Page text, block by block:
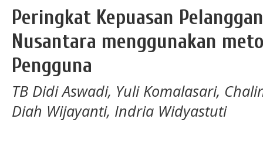
Peringkat Kepuasan
Nusantara menggunakan
Pengguna
TB Didi Aswadi, Yuli Komalasari,
Diah Wijayanti, Indria Widyastuti